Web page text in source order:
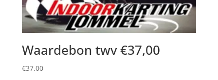
Waardebon twv €37,00
€37,00